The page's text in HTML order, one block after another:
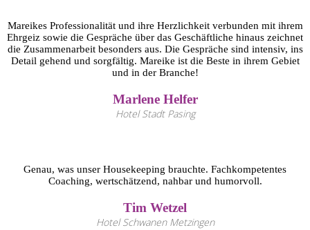
Mareikes Professionalität und ihre Herzlichkeit verbunden mit ihrem
Ehrgeiz sowie die Gespräche über das Geschäftliche hinaus zeichnet
die Zusammenarbeit besonders aus. Die Gespräche sind intensiv, ins
Detail gehend und sorgfältig. Mareike ist die Beste in ihrem Gebiet
und in der Branche!
Marlene Helfer
Hotel Stadt Pasing
Genau, was unser Housekeeping brauchte. Fachkompetentes
Coaching, wertschätzend, nahbar und humorvoll.
Tim Wetzel
Hotel Schwanen Metzingen